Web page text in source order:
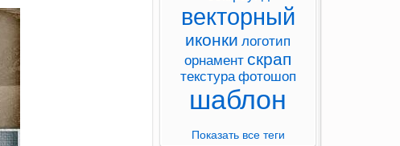
векторный
иконки логотип
орнамент скрап
текстура фотошоп
шаблон
Показать все теги